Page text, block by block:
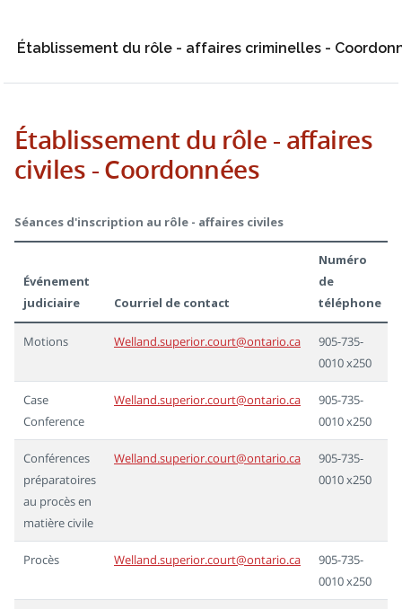
Établissement du rôle - affaires criminelles -
Établissement du rôle - affaires
civiles - Coordonnées
Séances d'inscription au rôle - affaires civiles
Événement
judiciaire
Courriel de contact
Numéro
de
téléphone
Motions Welland.superior.court@ontario.ca
905-735-
0010 x250
Case
Conference
Welland.superior.court@ontario.ca
905-735-
0010 x250
Conférences
préparatoires
au procès en
matière civile
Welland.superior.court@ontario.ca
905-735-
0010 x250
Procès Welland.superior.court@ontario.ca
905-735-
0010 x250